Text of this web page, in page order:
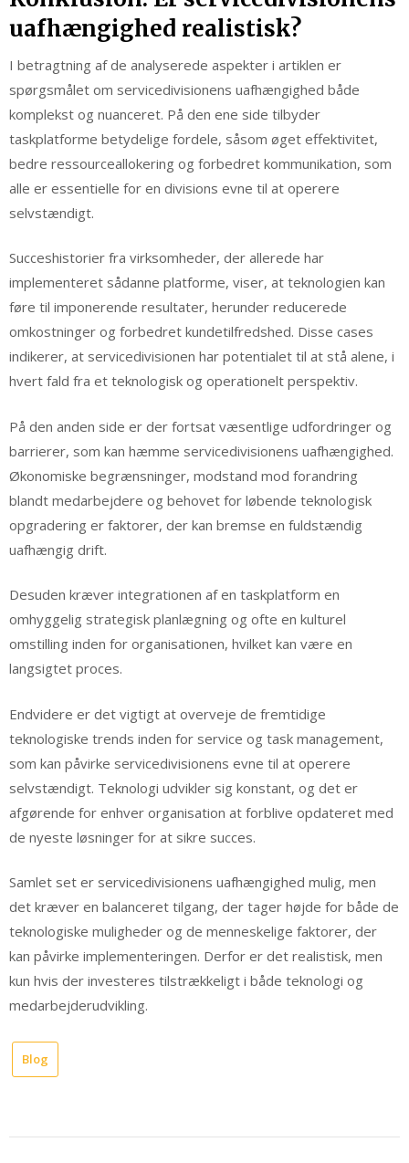
uafhængighed realistisk?
I betragtning af de analyserede aspekter i artiklen er
spørgsmålet om servicedivisionens uafhængighed både
komplekst og nuanceret. På den ene side tilbyder
taskplatforme betydelige fordele, såsom øget effektivitet,
bedre ressourceallokering og forbedret kommunikation, som
alle er essentielle for en divisions evne til at operere
selvstændigt.
Succeshistorier fra virksomheder, der allerede har
implementeret sådanne platforme, viser, at teknologien kan
føre til imponerende resultater, herunder reducerede
omkostninger og forbedret kundetilfredshed. Disse cases
indikerer, at servicedivisionen har potentialet til at stå alene, i
hvert fald fra et teknologisk og operationelt perspektiv.
På den anden side er der fortsat væsentlige udfordringer og
barrierer, som kan hæmme servicedivisionens uafhængighed.
Økonomiske begrænsninger, modstand mod forandring
blandt medarbejdere og behovet for løbende teknologisk
opgradering er faktorer, der kan bremse en fuldstændig
uafhængig drift.
Desuden kræver integrationen af en taskplatform en
omhyggelig strategisk planlægning og ofte en kulturel
omstilling inden for organisationen, hvilket kan være en
langsigtet proces.
Endvidere er det vigtigt at overveje de fremtidige
teknologiske trends inden for service og task management,
som kan påvirke servicedivisionens evne til at operere
selvstændigt. Teknologi udvikler sig konstant, og det er
afgørende for enhver organisation at forblive opdateret med
de nyeste løsninger for at sikre succes.
Samlet set er servicedivisionens uafhængighed mulig, men
det kræver en balanceret tilgang, der tager højde for både de
teknologiske muligheder og de menneskelige faktorer, der
kan påvirke implementeringen. Derfor er det realistisk, men
kun hvis der investeres tilstrækkeligt i både teknologi og
medarbejderudvikling.
Blog